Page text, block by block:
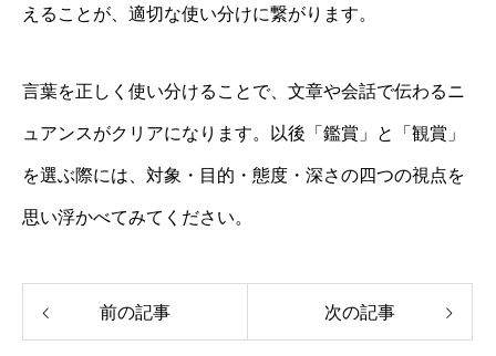
えることが、適切な使い分けに繋がります。
言葉を正しく使い分けることで、文章や会話で伝わるニ
ュアンスがクリアになります。以後「鑑賞」と「観賞」
を選ぶ際には、対象・目的・態度・深さの四つの視点を
思い浮かべてみてください。
前の記事 次の記事